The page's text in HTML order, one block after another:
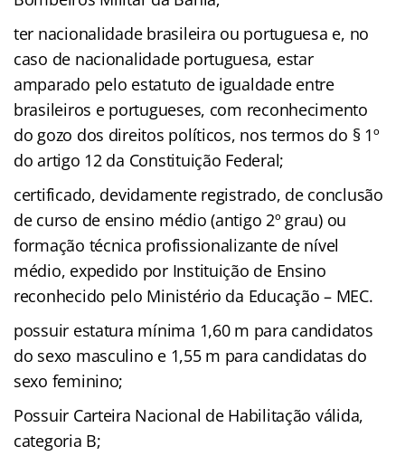
ter nacionalidade brasileira ou portuguesa e, no
caso de nacionalidade portuguesa, estar
amparado pelo estatuto de igualdade entre
brasileiros e portugueses, com reconhecimento
do gozo dos direitos políticos, nos termos do § 1º
do artigo 12 da Constituição Federal;
certificado, devidamente registrado, de conclusão
de curso de ensino médio (antigo 2º grau) ou
formação técnica profissionalizante de nível
médio, expedido por Instituição de Ensino
reconhecido pelo Ministério da Educação – MEC.
possuir estatura mínima 1,60 m para candidatos
do sexo masculino e 1,55 m para candidatas do
sexo feminino;
Possuir Carteira Nacional de Habilitação válida,
categoria B;